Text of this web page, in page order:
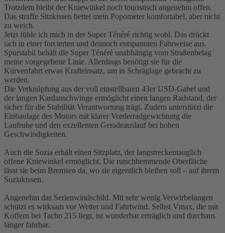
Trotzdem bleibt der Kniewinkel noch touristisch angenehm offen.
Das straffe Sitzkissen bettet mein Popometer komfortabel, aber nicht
zu weich.
Jetzt fühle ich mich in der Super Ténéré richtig wohl. Das drückt
sich in einer forcierten und dennoch entspannten Fahrweise aus.
Spurstabil behält die Super Ténéré unabhängig vom Straßenbelag
meine vorgegebene Linie. Allerdings benötigt sie für die
Kurvenfahrt etwas Krafteinsatz, um in Schräglage gebracht zu
werden.
Die Verknüpfung aus der voll einstellbaren 43er USD-Gabel und
der langen Kardanschwinge ermöglicht einen langen Radstand, der
sicher für die Stabilität Verantwortung trägt. Zudem unterstützt die
Einbaulage des Motors mit klarer Vorderradgewichtung die
Laufruhe und den exzellenten Geradeauslauf bei hohen
Geschwindigkeiten.
Auch die Sozia erhält einen Sitzplatz, der langstreckentauglich
offene Kniewinkel ermöglicht. Die rutschhemmende Oberfläche
lässt sie beim Bremsen da, wo sie eigentlich bleiben soll – auf ihrem
Soziakissen.
Angenehm das Serienwindschild. Mit sehr wenig Verwirbelungen
schützt es wirksam vor Wetter und Fahrtwind. Selbst Vmax, die mit
Koffern bei Tacho 215 liegt, ist wunderbar erträglich und durchaus
länger fahrbar.